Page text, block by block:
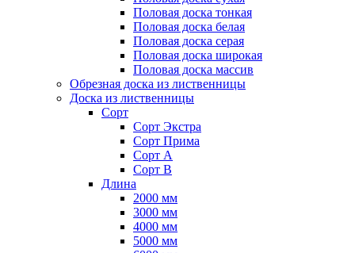
Половая доска тонкая
Половая доска белая
Половая доска серая
Половая доска широкая
Половая доска массив
Обрезная доска из лиственницы
Доска из лиственницы
Сорт
Сорт Экстра
Сорт Прима
Сорт А
Сорт B
Длина
2000 мм
3000 мм
4000 мм
5000 мм